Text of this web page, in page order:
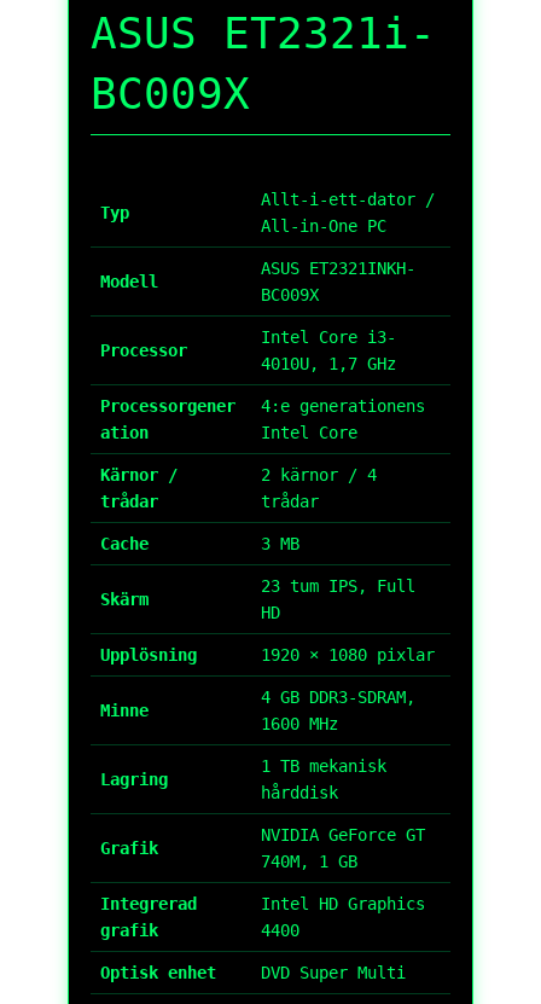
ASUS ET2321i-
BC009X
Typ
Allt-i-ett-dator /
All-in-One PC
Modell
ASUS ET2321INKH-
BC009X
Processor
Intel Core i3-
4010U, 1,7 GHz
Processorgener
ation
4:e generationens
Intel Core
Kärnor /
trådar
2 kärnor / 4
trådar
Cache 3 MB
Skärm
23 tum IPS, Full
HD
Upplösning 1920 × 1080 pixlar
Minne
4 GB DDR3-SDRAM,
1600 MHz
Lagring
1 TB mekanisk
hårddisk
Grafik
NVIDIA GeForce GT
740M, 1 GB
Integrerad
grafik
Intel HD Graphics
4400
Optisk enhet DVD Super Multi